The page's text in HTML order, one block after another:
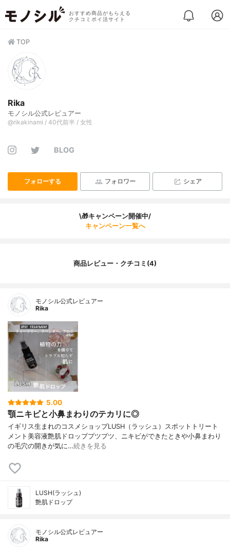
おすすめ商品がもらえる
クチコミポイ活サイト
TOP
Rika
モノシル公式レビュアー
@rikakinami / 40代前半 / 女性
BLOG
フォローする フォロワー シェア
\🎁キャンペーン開催中/
キャンペーン一覧へ
商品レビュー・クチコミ(4)
モノシル公式レビュアー
Rika
5.00
顎ニキビと小鼻まわりのテカリに◎
イギリス生まれのコスメショップ⁣LUSH（ラッシュ）⁣スポットトリート
メント美容液⁣艶肌ドロップ⁣⁣⁣プツプツ、ニキビができたときや小鼻まわり
の毛穴の開きが気に…続きを見る
LUSH(ラッシュ)
艶肌ドロップ
モノシル公式レビュアー
Rika